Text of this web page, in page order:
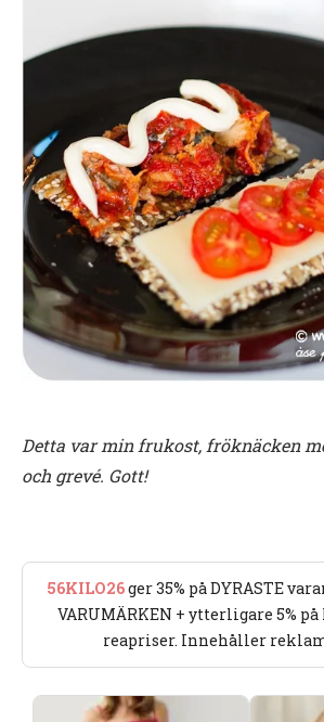
Detta var min frukost, fröknäcken
och grevé. Gott!
56KILO26ger 35% på DYRASTE
VARUMÄRKEN + ytterligare 5%
reapriser. Innehåller